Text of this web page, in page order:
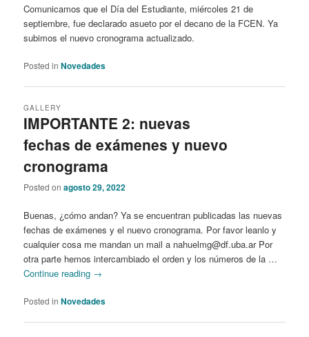
Comunicamos que el Día del Estudiante, miércoles 21 de
septiembre, fue declarado asueto por el decano de la FCEN. Ya
subimos el nuevo cronograma actualizado.
Posted in Novedades
IMPORTANTE 2: nuevas
fechas de exámenes y nuevo
cronograma
GALLERY
Posted onagosto 29, 2022
Buenas, ¿cómo andan? Ya se encuentran publicadas las nuevas
fechas de exámenes y el nuevo cronograma. Por favor leanlo y
cualquier cosa me mandan un mail a nahuelmg@df.uba.ar Por
otra parte hemos intercambiado el orden y los números de la …
Continue reading →
Posted in Novedades